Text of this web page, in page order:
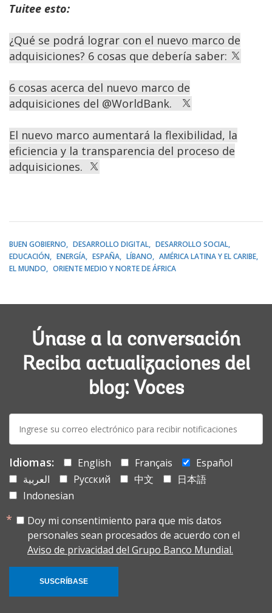
Tuitee esto:
¿Qué se podrá lograr con el nuevo marco de
adquisiciones? 6 cosas que debería saber:
​6 cosas acerca del nuevo marco de
adquisiciones del @WorldBank.
El nuevo marco aumentará la flexibilidad, la
eficiencia y la transparencia del proceso de
adquisiciones.
BUEN GOBIERNO DESARROLLO DIGITAL
DESARROLLO SOCIAL
EDUCACIÓN
ENERGÍA ESPAÑA LÍBANO
AMÉRICA LATINA Y EL CARIBE
EL MUNDO
ORIENTE MEDIO Y NORTE DE ÁFRICA
Únase a la conversación
Reciba actualizaciones del
blog: Voces
E-
mail:
Idiomas: English Français
Español
العربية
Русский 中文
日本語
Indonesian
Doy mi consentimiento para que mis datos
personales sean procesados de acuerdo con el
Aviso de privacidad del Grupo Banco Mundial.
SUSCRÍBASE